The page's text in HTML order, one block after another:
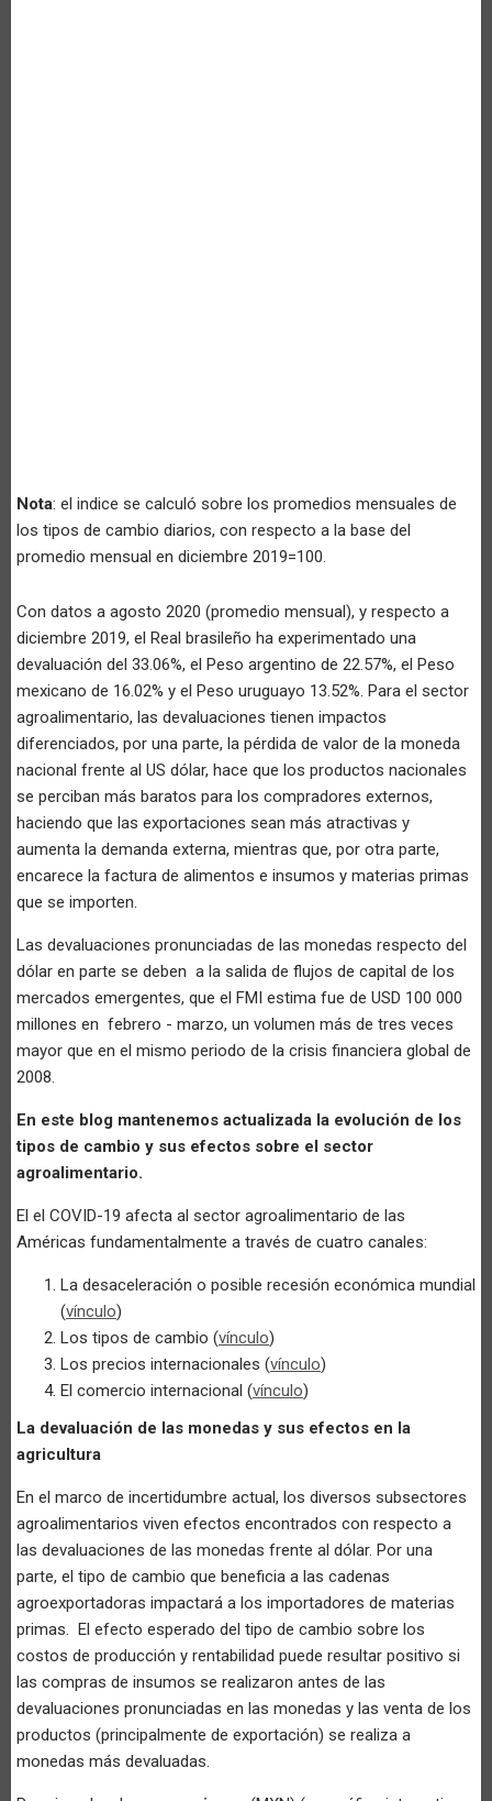
Nota: el indice se calculó sobre los promedios mensuales de
los tipos de cambio diarios, con respecto a la base del
promedio mensual en diciembre 2019=100.
Con datos a agosto 2020 (promedio mensual), y respecto a
diciembre 2019, el Real brasileño ha experimentado una
devaluación del 33.06%, el Peso argentino de 22.57%, el Peso
mexicano de 16.02% y el Peso uruguayo 13.52%. Para el sector
agroalimentario, las devaluaciones tienen impactos
diferenciados, por una parte, la pérdida de valor de la moneda
nacional frente al US dólar, hace que los productos nacionales
se perciban más baratos para los compradores externos,
haciendo que las exportaciones sean más atractivas y
aumenta la demanda externa, mientras que, por otra parte,
encarece la factura de alimentos e insumos y materias primas
que se importen.
Las devaluaciones pronunciadas de las monedas respecto del
dólar en parte se deben a la salida de flujos de capital de los
mercados emergentes, que el FMI estima fue de USD 100 000
millones en febrero - marzo, un volumen más de tres veces
mayor que en el mismo periodo de la crisis financiera global de
2008.
En este blog mantenemos actualizada la evolución de los
tipos de cambio y sus efectos sobre el sector
agroalimentario.
El el COVID-19 afecta al sector agroalimentario de las
Américas fundamentalmente a través de cuatro canales:
La desaceleración o posible recesión económica mundial
(vínculo)
Los tipos de cambio (vínculo)
Los precios internacionales (vínculo)
El comercio internacional (vínculo)
La devaluación de las monedas y sus efectos en la
agricultura
En el marco de incertidumbre actual, los diversos subsectores
agroalimentarios viven efectos encontrados con respecto a
las devaluaciones de las monedas frente al dólar. Por una
parte, el tipo de cambio que beneficia a las cadenas
agroexportadoras impactará a los importadores de materias
primas. El efecto esperado del tipo de cambio sobre los
costos de producción y rentabilidad puede resultar positivo si
las compras de insumos se realizaron antes de las
devaluaciones pronunciadas en las monedas y las venta de los
productos (principalmente de exportación) se realiza a
monedas más devaluadas.